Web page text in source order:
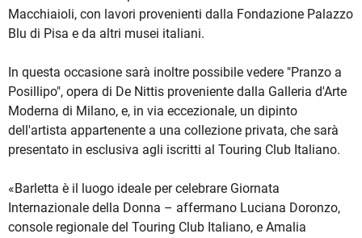
Macchiaioli, con lavori provenienti dalla Fondazione Palazzo
Blu di Pisa e da altri musei italiani.
In questa occasione sarà inoltre possibile vedere "Pranzo a
Posillipo", opera di De Nittis proveniente dalla Galleria d'Arte
Moderna di Milano, e, in via eccezionale, un dipinto
dell'artista appartenente a una collezione privata, che sarà
presentato in esclusiva agli iscritti al Touring Club Italiano.
«Barletta è il luogo ideale per celebrare Giornata
Internazionale della Donna – affermano Luciana Doronzo,
console regionale del Touring Club Italiano, e Amalia